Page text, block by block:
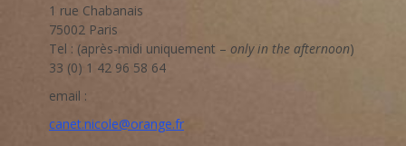
1 rue Chabanais
75002 Paris
Tel : (après-midi uniquement – only in the afternoon)
33 (0) 1 42 96 58 64
email :
canet.nicole@orange.fr